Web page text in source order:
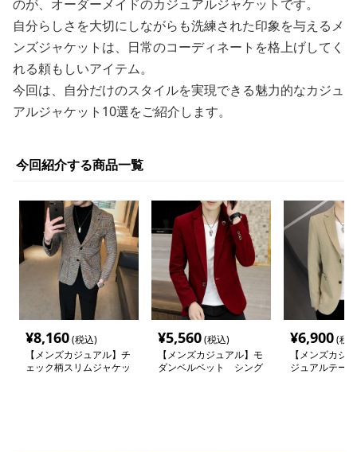
のが、オーダーメイドのカジュアルジャケットです。
自分らしさを大切にしながらも洗練された印象を与えるメ
ンズジャケットは、日常のコーディネートを格上げしてく
れる頼もしいアイテム。
今回は、自分だけのスタイルを実現できる魅力的なカジュ
アルジャケット10選をご紹介します。
今回紹介する商品一覧
¥8,160(税込)
【メンズカジュアル】チ
ェック柄スリムジャケッ
¥5,560(税込)
【メンズカジュアル】モ
ダンベルベット シング
¥6,900(税
【メンズカジ
ジュアルテー